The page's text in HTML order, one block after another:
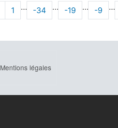
Page
1 … Page
-34 … Page
-19 … Page
-9 …
Mentions légales